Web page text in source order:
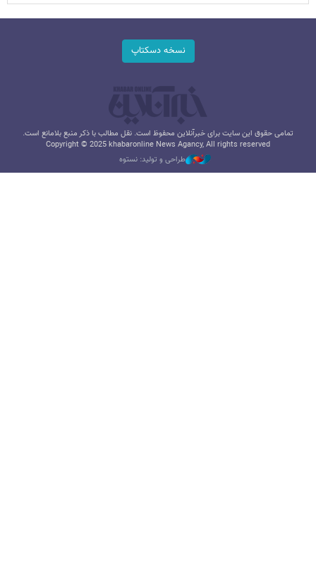
نسخه دسکتاپ
تمامی حقوق این سایت برای خبرآنلاین محفوظ است. نقل مطالب با ذکر منبع بلامانع است.
Copyright © 2025 khabaronline News Agancy, All rights reserved
طراحی و تولید: نستوه